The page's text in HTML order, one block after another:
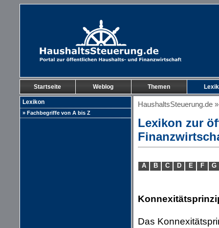
Startseite Weblog Themen
Lexikon
» Fachbegriffe von A bis Z
HaushaltsSteuerung.de
Lexikon zur
A B C D E F G
Das